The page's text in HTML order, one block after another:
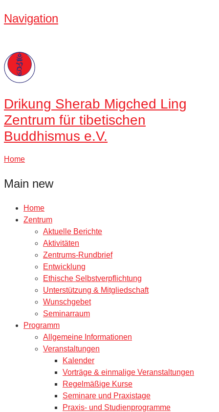
Navigation
Drikung Sherab Migched Ling
Zentrum für tibetischen
Buddhismus e.V.
Home
Main new
Home
Zentrum
Aktuelle Berichte
Aktivitäten
Zentrums-Rundbrief
Entwicklung
Ethische Selbstverpflichtung
Unterstützung & Mitgliedschaft
Wunschgebet
Seminarraum
Programm
Allgemeine Informationen
Veranstaltungen
Kalender
Vorträge & einmalige Veranstaltungen
Regelmäßige Kurse
Seminare und Praxistage
Praxis- und Studienprogramme